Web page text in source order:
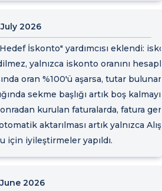
2026
İskonto" yardımcısı eklendi:
yalnızca iskonto oranını
oran %100'ü aşarsa, tutar
sekme başlığı artık boş
kurulan faturalarda, fatura
aktarılması artık yalnızca
için iyileştirmeler yapıldı.
2026